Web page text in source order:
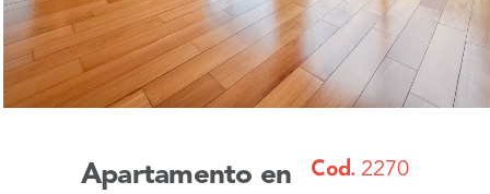
Apartamento en
Cod. 2270
Mensaje